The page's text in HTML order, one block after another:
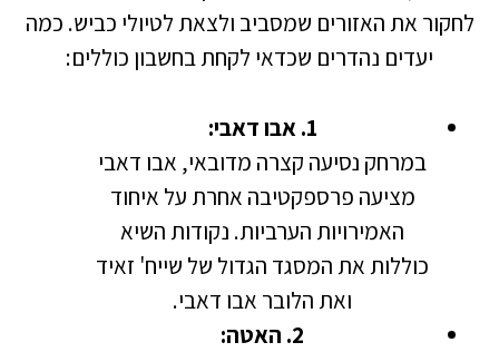
לחקור את האזורים שמסביב ולצאת לטיולי כביש. כמה
יעדים נהדרים שכדאי לקחת בחשבון כוללים:
1. אבו דאבי:
במרחק נסיעה קצרה מדובאי, אבו דאבי
מציעה פרספקטיבה אחרת על איחוד
האמירויות הערביות. נקודות השיא
כוללות את המסגד הגדול של שייח' זאיד
ואת הלובר אבו דאבי.
2. האטה: